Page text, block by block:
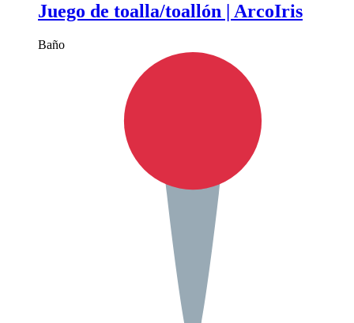
Juego de toalla/toallón | ArcoIris
Baño